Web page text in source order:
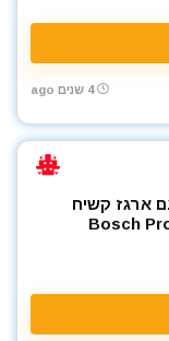
4 שנים ago
ארגז קשיח
Bosch